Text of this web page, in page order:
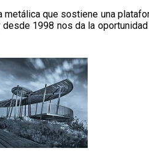
metálica que sostiene una
1998 nos da la